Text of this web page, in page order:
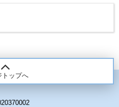
トップへ